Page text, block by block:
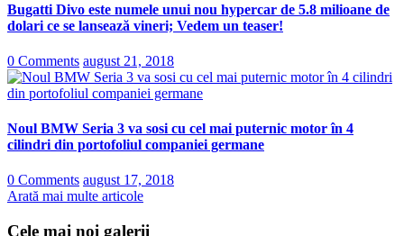
Bugatti Divo este numele unui nou hypercar de 5.8 milioane de
dolari ce se lansează vineri; Vedem un teaser!
0 Comments august 21, 2018
Noul BMW Seria 3 va sosi cu cel mai puternic motor în 4
cilindri din portofoliul companiei germane
0 Comments august 17, 2018
Arată mai multe articole
Cele mai noi galerii